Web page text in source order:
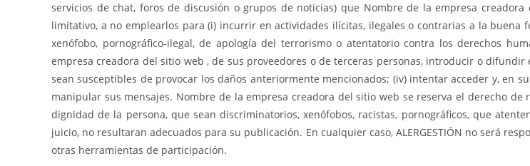
servicios de chat, foros de discusión o grupos de noticias) que Nombre de la empresa
limitativo, a no emplearlos para (i) incurrir en actividades ilícitas, ilegales o contrarias a la
xenófobo, pornográfico-ilegal, de apología del terrorismo o atentatorio contra los derechos
empresa creadora del sitio web , de sus proveedores o de terceras personas, introducir o
sean susceptibles de provocar los daños anteriormente mencionados; (iv) intentar acceder y, en
manipular sus mensajes. Nombre de la empresa creadora del sitio web se reserva el derecho
dignidad de la persona, que sean discriminatorios, xenófobos, racistas, pornográficos, que
juicio, no resultaran adecuados para su publicación. En cualquier caso, ALERGESTIÓN no será
otras herramientas de participación.